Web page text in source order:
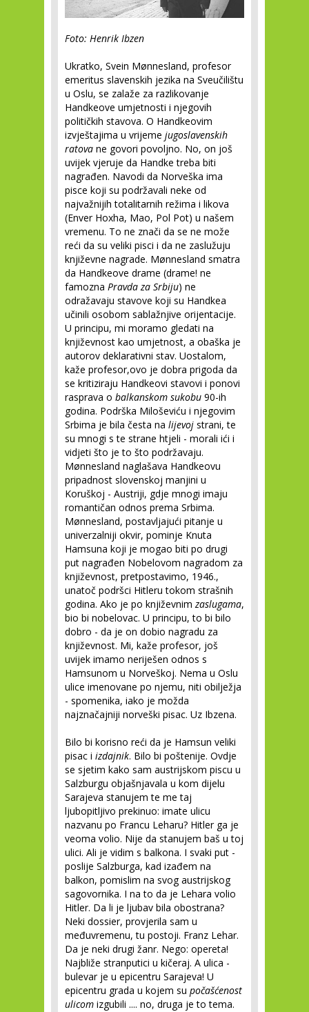
Foto: Henrik Ibzen
Ukratko, Svein Mønnesland, profesor
emeritus slavenskih jezika na Sveučilištu
u Oslu, se zalaže za razlikovanje
Handkeove umjetnosti i njegovih
političkih stavova. O Handkeovim
izvještajima u vrijeme jugoslavenskih
ratova ne govori povoljno. No, on još
uvijek vjeruje da Handke treba biti
nagrađen. Navodi da Norveška ima
pisce koji su podržavali neke od
najvažnijih totalitarnih režima i likova
(Enver Hoxha, Mao, Pol Pot) u našem
vremenu. To ne znači da se ne može
reći da su veliki pisci i da ne zaslužuju
književne nagrade. Mønnesland smatra
da Handkeove drame (drame! ne
famozna Pravda za Srbiju) ne
odražavaju stavove koji su Handkea
učinili osobom sablažnjive orijentacije.
U principu, mi moramo gledati na
književnost kao umjetnost, a obaška je
autorov deklarativni stav. Uostalom,
kaže profesor,ovo je dobra prigoda da
se kritiziraju Handkeovi stavovi i ponovi
rasprava o balkanskom sukobu 90-ih
godina. Podrška Miloševiću i njegovim
Srbima je bila česta na lijevoj strani, te
su mnogi s te strane htjeli - morali ići i
vidjeti što je to što podržavaju.
Mønnesland naglašava Handkeovu
pripadnost slovenskoj manjini u
Koruškoj - Austriji, gdje mnogi imaju
romantičan odnos prema Srbima.
Mønnesland, postavljajući pitanje u
univerzalniji okvir, pominje Knuta
Hamsuna koji je mogao biti po drugi
put nagrađen Nobelovom nagradom za
književnost, pretpostavimo, 1946.,
unatoč podršci Hitleru tokom strašnih
godina. Ako je po književnimzaslugama,
bio bi nobelovac. U principu, to bi bilo
dobro - da je on dobio nagradu za
književnost. Mi, kaže profesor, još
uvijek imamo neriješen odnos s
Hamsunom u Norveškoj. Nema u Oslu
ulice imenovane po njemu, niti obilježja
- spomenika, iako je možda
najznačajniji norveški pisac. Uz Ibzena.
Bilo bi korisno reći da je Hamsun veliki
pisac i izdajnik. Bilo bi poštenije. Ovdje
se sjetim kako sam austrijskom piscu u
Salzburgu objašnjavala u kom dijelu
Sarajeva stanujem te me taj
ljubopitljivo prekinuo: imate ulicu
nazvanu po Francu Leharu? Hitler ga je
veoma volio. Nije da stanujem baš u toj
ulici. Ali je vidim s balkona. I svaki put -
poslije Salzburga, kad izađem na
balkon, pomislim na svog austrijskog
sagovornika. I na to da je Lehara volio
Hitler. Da li je ljubav bila obostrana?
Neki dossier, provjerila sam u
međuvremenu, tu postoji. Franz Lehar.
Da je neki drugi žanr. Nego: opereta!
Najbliže stranputici u kičeraj. A ulica -
bulevar je u epicentru Sarajeva! U
epicentru grada u kojem su počašćenost
ulicom izgubili .... no, druga je to tema.